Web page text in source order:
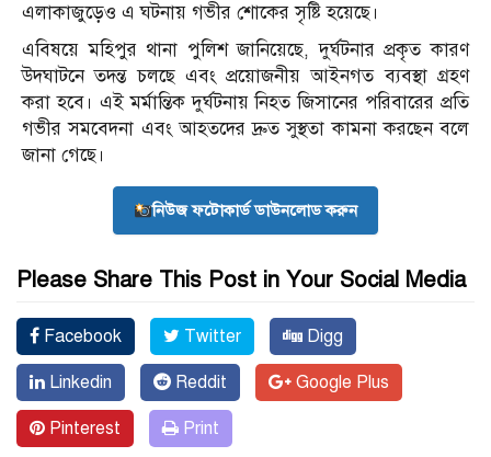
এলাকাজুড়েও এ ঘটনায় গভীর শোকের সৃষ্টি হয়েছে।
এবিষয়ে মহিপুর থানা পুলিশ জানিয়েছে, দুর্ঘটনার প্রকৃত কারণ
উদঘাটনে তদন্ত চলছে এবং প্রয়োজনীয় আইনগত ব্যবস্থা গ্রহণ
করা হবে। এই মর্মান্তিক দুর্ঘটনায় নিহত জিসানের পরিবারের প্রতি
গভীর সমবেদনা এবং আহতদের দ্রুত সুস্থতা কামনা করছেন বলে
জানা গেছে।
নিউজ ফটোকার্ড ডাউনলোড করুন
Please Share This Post in Your Social Media
Facebook Twitter Digg
Linkedin Reddit Google Plus
Pinterest Print